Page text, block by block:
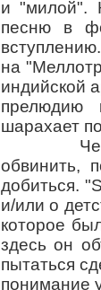
и "милой".
песню в
на
индийской
прелюдию
шарахает
Честно
обвинить,
добиться.
и/или о
которое
здесь он
пытаться
понимание